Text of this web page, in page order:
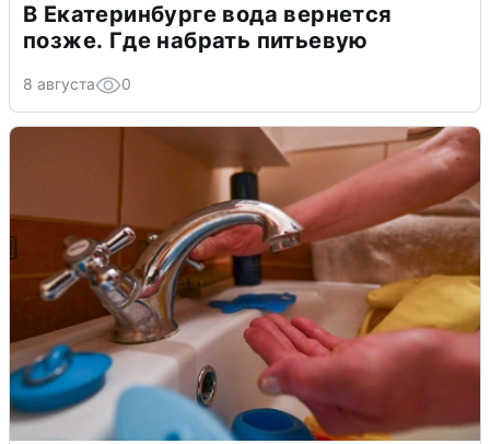
В Екатеринбурге вода вернется
позже. Где набрать питьевую
8 августа 0